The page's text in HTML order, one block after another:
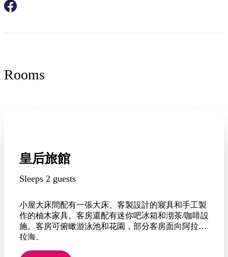
Rooms
皇后旅館
Sleeps 2 guests
小屋大床間配有一張大床、客製設計的寢具和手工製
作的柚木家具。客房還配有迷你吧冰箱和沏茶/咖啡設
施。客房可俯瞰游泳池和花園，部分客房面向阿拉弗
拉海。